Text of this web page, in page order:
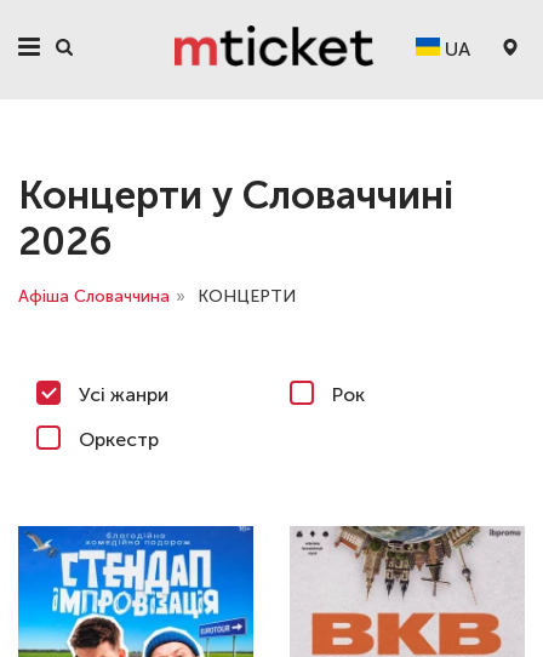
UA
Концерти у Словаччині
2026
Афіша Словаччина » КОНЦЕРТИ
Усі жанри
Рок
Оркестр